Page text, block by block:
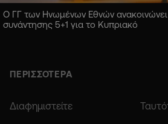
Ο ΓΓ των Ηνωμένων Εθνών
συνάντησης 5+1 για το Κυπριακό
ΠΕΡΙΣΣΟΤΕΡΑ
Διαφημιστείτε